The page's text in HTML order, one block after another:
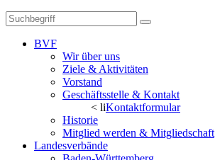
BVF
Wir über uns
Ziele & Aktivitäten
Vorstand
Geschäftsstelle & Kontakt
< liKontaktformular
Historie
Mitglied werden & Mitgliedschaft
Landesverbände